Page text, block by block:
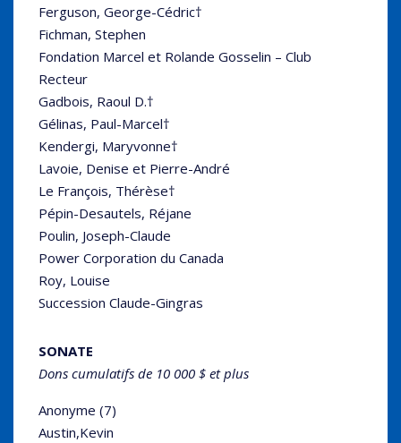
Ferguson, George-Cédric†
Fichman, Stephen
Fondation Marcel et Rolande Gosselin – Club
Recteur
Gadbois, Raoul D.†
Gélinas, Paul-Marcel†
Kendergi, Maryvonne†
Lavoie, Denise et Pierre-André
Le François, Thérèse†
Pépin-Desautels, Réjane
Poulin, Joseph-Claude
Power Corporation du Canada
Roy, Louise
Succession Claude-Gingras
SONATE
Dons cumulatifs de 10 000 $ et plus
Anonyme (7)
Austin,Kevin